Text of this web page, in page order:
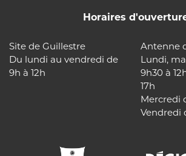
Horaires
Site de Guillestre
Du lundi au vendredi de
9h à 12h
Antenne
Lundi,
9h30 à
17h
Mercredi
Vendredi